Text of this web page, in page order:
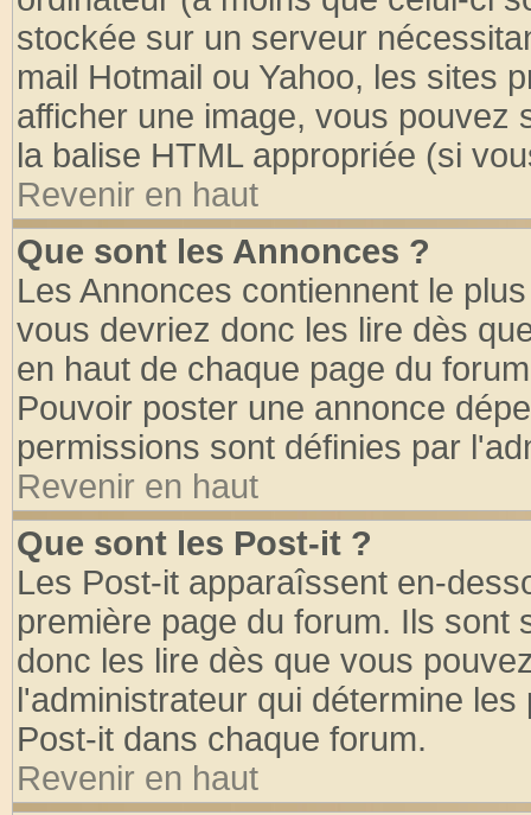
stockée sur un serveur
mail Hotmail ou Yahoo, les sites
afficher une image, vous pouvez
la balise HTML appropriée (si
Revenir en haut
Que sont les Annonces ?
Les Annonces contiennent le
vous devriez donc les lire dès
en haut de chaque page du
Pouvoir poster une annonce
permissions sont définies par
Revenir en haut
Que sont les Post-it ?
Les Post-it apparaîssent en-
première page du forum. Ils
donc les lire dès que vous
l'administrateur qui détermine
Post-it dans chaque forum.
Revenir en haut